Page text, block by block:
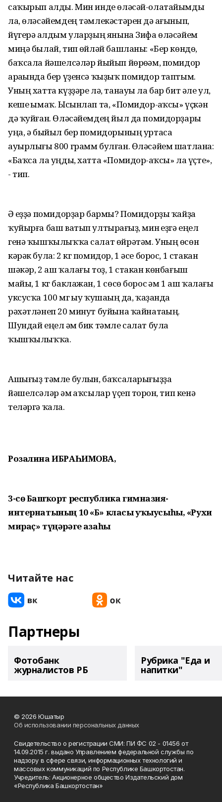
саҡырып алды. Мин инде өләсәй-олатайымды
ла, өләсәйемдең тәмлекәстәрен дә һағынып,
йүгерә һалдым уларҙың янына Зифа өләсәйем
миңә былай, тип һөйләй башланы: «Бер көндө,
баҡсала йәшелсәләр йыйып йөрөһәм, помидор
араһында бер үҙенсә ҡыҙыҡ помидор таптым.
Уның хатта күҙҙәре лә, танауы ла бар бит әле ул,
кеше һымаҡ. Ысынлап та, «Помидор-һаҡсы» үҫкән
дә ҡуйған. Өләсәйемдең йыл да помидорҙары
уңа, ә быйыл бер помидорының уртаса
ауырлығы 800 грамм булған. Өләсәйем шатлана:
«Баҡса ла уңды, хатта «Помидор-һаҡсы» ла үҫте»,
- тип.
Ә һеҙҙә помидорҙар бармы? Помидорҙы ҡайҙа
ҡуйырға баш ватып ултырһағыҙ, мин һеҙгә еңел
генә ҡышҡылыҡҡа салат өйрәтәм. Уның өсөн
кәрәк була: 2 кг помидор, 1 әсе борос, 1 стакан
шәкәр, 2 аш ҡалағы тоҙ, 1 стакан көнбағыш
майы, 1 кг баклажан, 1 сөсө борос һәм 1 аш ҡалағы
уксусҡа 100 мг һыу ҡушаһың да, ҡаҙанда
рәхәтләнеп 20 минут буйына ҡайнатаһың.
Шундай еңел һәм бик тәмле салат була
ҡышҡылыҡҡа.
Ашығыҙ тәмле булһын, баҡсаларығыҙҙа
йәшелсәләр һәм һаҡсылар үҫеп торһон, тип кенә
теләргә ҡала.
Розалина ИБРАҺИМОВА,
3-сө Башҡорт республика гимназия-
интернатының 10 «Б» класы уҡыусыһы, «Рухи
мираҫ» түңәрәге ағзаһы
Читайте нас
Партнеры
Фотобанк
журналистов РБ
Рубрика "Еда и
напитки"
© 2026 Юшатыр
Об использовании персональных данных
Свидетельство о регистрации СМИ: ПИ ФС 02 - 01456 от
14.09.2015 г. выдано Управлением федеральной службы по
надзору в сфере связи, информационных технологий и
массовых коммуникаций по Республике Башкортостан.
Учредитель: Акционерное общество Издательский дом
«Республика Башкортостан»